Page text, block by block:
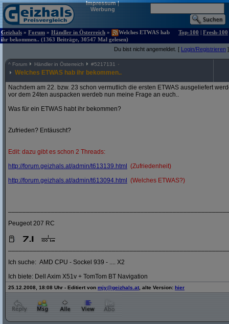
Impressum|
Werbung
Geizhals » Forum » Händler in Österreich »
Welches ETWAS hab
ihr bekommen.. (1363 Beiträge, 30547 Mal gelesen)
Top-100 | Fresh-100
Du bist nicht angemeldet. [ Login/Registrieren ]
^ Forum Händler in Österreich #5217131
Welches ETWAS hab ihr bekommen..
Nachdem am 22. bzw. 23 schon vermutlich die ersten ETWAS ausgeliefert
vor dem 24ten auspacken werdeb nun meine Frage an euch..
Was für ein ETWAS habt ihr bekommen?
Zufrieden? Entäuscht?
Edit: dazu gibt es schon 2 Threads:
http://forum.geizhals.at/admin/t613139.html
(Zufriedenheit)
http://forum.geizhals.at/admin/t613094.html (Welches ETWAS?)
Peugeot 207 RC
Ich suche: AMD CPU - Sockel 939 - .... X2
Ich biete: Dell Axim X51v + TomTom BT Navigation
25.12.2008, 18:08 Uhr - Editiert von mjy@geizhals.at , alte Version: hier